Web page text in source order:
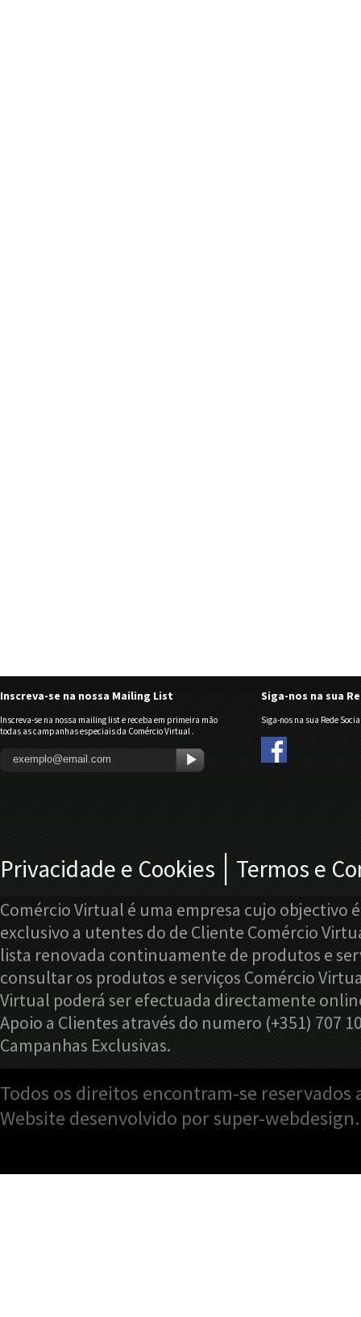
Inscreva-se na nossa Mailing List
Inscreva-se na nossa mailing list e receba em primeira mão
todas as campanhas especiais da Comércio Virtual .
Siga-nos na sua
Siga-nos na sua Rede
Privacidade e Cookies | Termos e
Comércio Virtual é uma empresa cujo objectivo
exclusivo a utentes do de Cliente Comércio
lista renovada continuamente de produtos e
consultar os produtos e serviços Comércio
Virtual poderá ser efectuada directamente
Apoio a Clientes através do numero (+351) 707
Campanhas Exclusivas.
Todos os direitos encontram-se
Website desenvolvido por super-